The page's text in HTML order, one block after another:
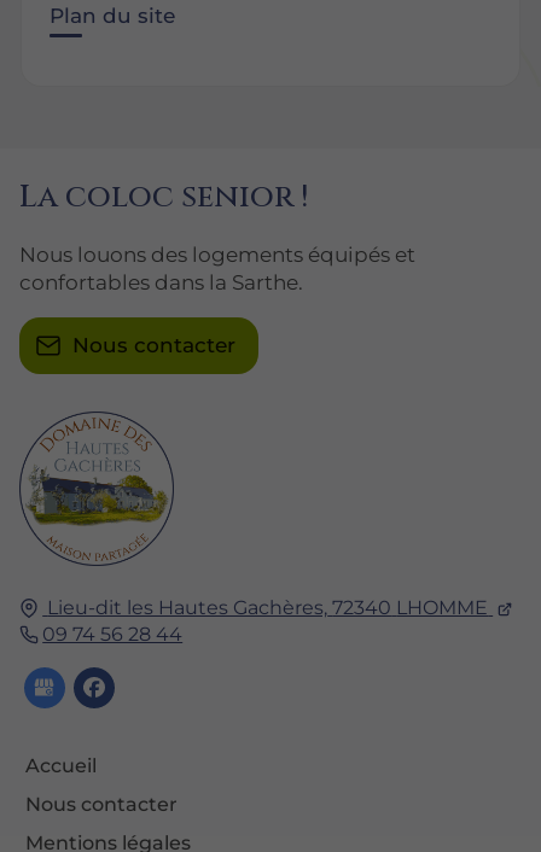
Plan du site
Lieu-dit les Hautes Gachères, 72340 LHOMME
09 74 56 28 44
Accueil
Nous contacter
Mentions légales
La coloc senior !
Nous louons des logements équipés et
confortables dans la Sarthe.
Nous contacter